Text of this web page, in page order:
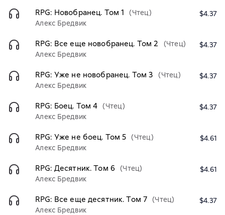
RPG: Новобранец. Том 1
(Чтец)
Алекс Бредвик
$4.37
RPG: Все еще новобранец. Том 2
(Чтец)
Алекс Бредвик
$4.37
RPG: Уже не новобранец. Том 3
(Чтец)
Алекс Бредвик
$4.37
RPG: Боец. Том 4 (Чтец)
Алекс Бредвик
$4.37
RPG: Уже не боец. Том 5 (Чтец)
Алекс Бредвик
$4.61
RPG: Десятник. Том 6 (Чтец)
Алекс Бредвик
$4.61
RPG: Все еще десятник. Том 7 (Чтец)
Алекс Бредвик
$4.37